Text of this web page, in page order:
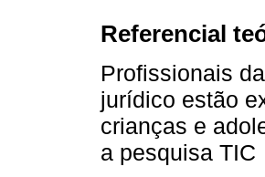
Referencial
Profissionais
jurídico estão
crianças e
a pesquisa TIC